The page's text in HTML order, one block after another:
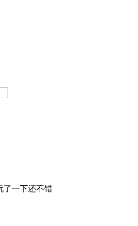
了一下还不错